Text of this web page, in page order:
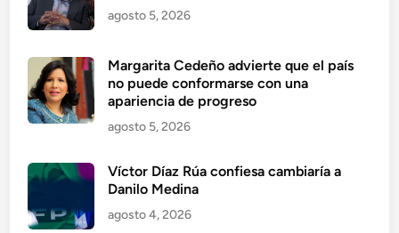
agosto 5, 2026
Margarita Cedeño advierte que el país
no puede conformarse con una
apariencia de progreso
agosto 5, 2026
Víctor Díaz Rúa confiesa cambiaría a
Danilo Medina
agosto 4, 2026